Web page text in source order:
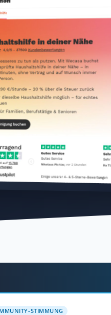
STIMMUNG